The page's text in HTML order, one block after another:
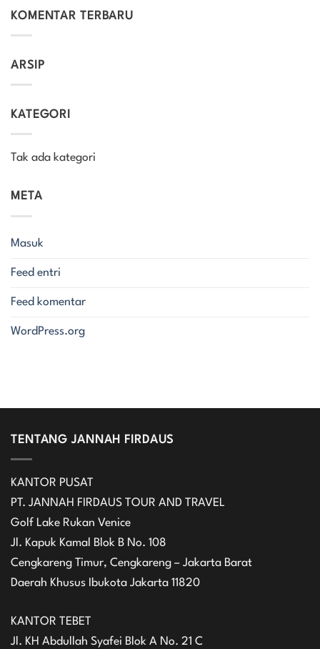
KOMENTAR TERBARU
ARSIP
KATEGORI
Tak ada kategori
META
Masuk
Feed entri
Feed komentar
WordPress.org
TENTANG JANNAH FIRDAUS
KANTOR PUSAT
PT. JANNAH FIRDAUS TOUR AND TRAVEL
Golf Lake Rukan Venice
Jl. Kapuk Kamal Blok B No. 108
Cengkareng Timur, Cengkareng – Jakarta Barat
Daerah Khusus Ibukota Jakarta 11820
KANTOR TEBET
Jl. KH Abdullah Syafei Blok A No. 21 C